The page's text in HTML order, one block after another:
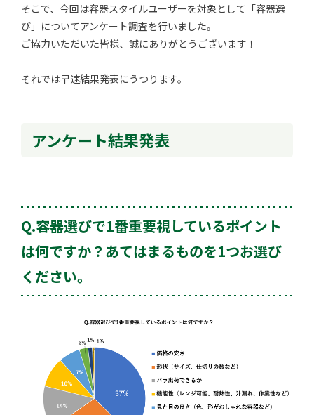
そこで、今回は容器スタイルユーザーを対象として「容器選
び」についてアンケート調査を行いました。
ご協力いただいた皆様、誠にありがとうございます！
それでは早速結果発表にうつります。
アンケート結果発表
Q.容器選びで1番重要視しているポイント
は何ですか？あてはまるものを1つお選び
ください。